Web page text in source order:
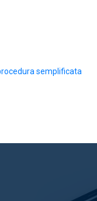
semplificata